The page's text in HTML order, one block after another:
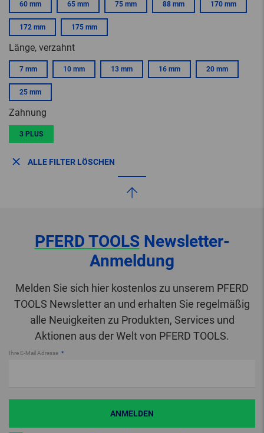
60 mm 65 mm 75 mm 88 mm 170 mm
172 mm 175 mm
Länge, verzahnt
7 mm 10 mm 13 mm 16 mm 20 mm
25 mm
Zahnung
3 PLUS
ALLE FILTER LÖSCHEN
PFERD TOOLSNewsletter-
Anmeldung
Melden Sie sich hier kostenlos zu unserem PFERD
TOOLS Newsletter an und erhalten Sie regelmäßig
alle Neuigkeiten zu Produkten, Services und
Aktionen aus der Welt von PFERD TOOLS.
Ihre E-Mail Adresse
ANMELDEN